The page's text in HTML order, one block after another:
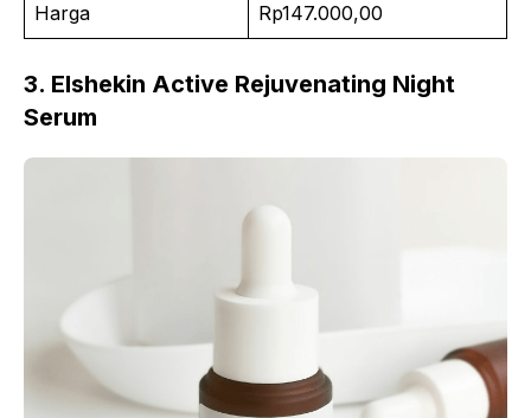
Harga Rp147.000,00
3. Elshekin Active Rejuvenating Night
Serum